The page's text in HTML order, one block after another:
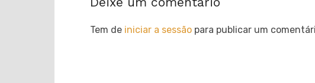
Tem de iniciar a sessão para publicar um